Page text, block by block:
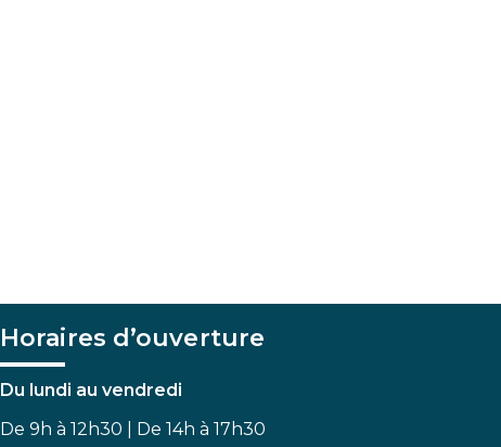
Horaires d’ouverture
Du lundi au vendredi
De 9h à 12h30 | De 14h à 17h30